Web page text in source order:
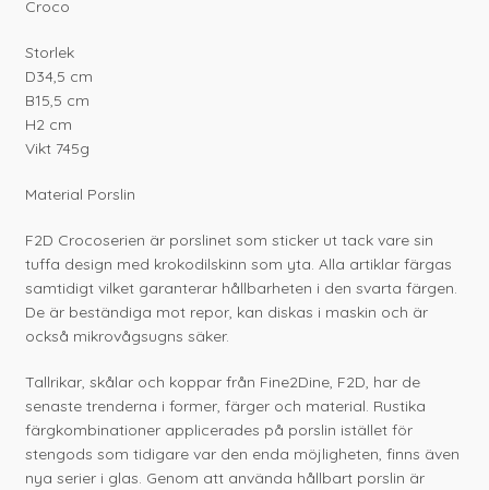
Croco
Storlek
D34,5 cm
B15,5 cm
H2 cm
Vikt 745g
Material Porslin
F2D Crocoserien är porslinet som sticker ut tack vare sin
tuffa design med krokodilskinn som yta. Alla artiklar färgas
samtidigt vilket garanterar hållbarheten i den svarta färgen.
De är beständiga mot repor, kan diskas i maskin och är
också mikrovågsugns säker.
Tallrikar, skålar och koppar från Fine2Dine, F2D, har de
senaste trenderna i former, färger och material. Rustika
färgkombinationer applicerades på porslin istället för
stengods som tidigare var den enda möjligheten, finns även
nya serier i glas. Genom att använda hållbart porslin är